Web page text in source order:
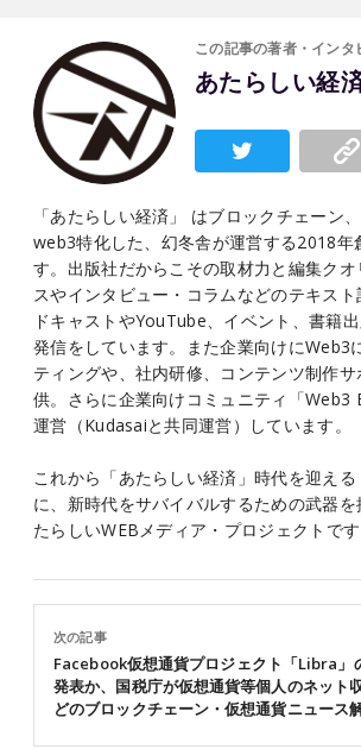
この記事の著者・インタ
あたらしい経
「あたらしい経済」 はブロックチェーン
web3特化した、幻冬舎が運営する2018年
す。出版社だからこその取材力と編集ク
スやインタビュー・コラムなどのテキス
ドキャストやYouTube、イベント、書籍
発信をしています。また企業向けにWeb3
ティングや、社内研修、コンテンツ制作
供。さらに企業向けコミュニティ「Web3
運営（Kudasaiと共同運営）しています。
これから「あたらしい経済」時代を迎える
に、新時代をサバイバルするための武器
たらしいWEBメディア・プロジェクトです
次の記事
Facebook仮想通貨プロジェクト「Libra」
発表か、国税庁が仮想通貨等個人のネット
どのブロックチェーン・仮想通貨ニュース